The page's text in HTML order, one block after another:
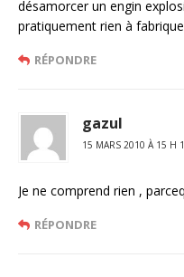
désamorcer un engin
pratiquement rien à
RÉPONDRE
gazul
15 MARS 2010 À 15 H
Je ne comprend rien ,
RÉPONDRE